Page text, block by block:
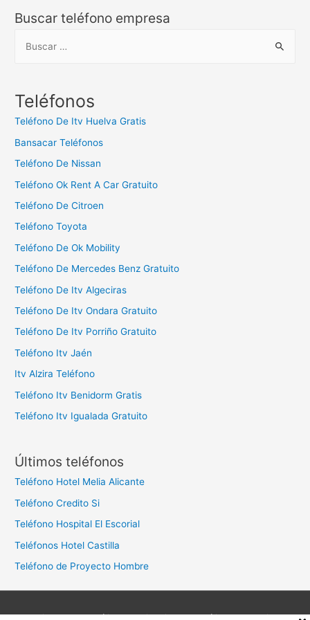
Buscar teléfono empresa
c
:
Teléfonos
Teléfono De Itv Huelva Gratis
Bansacar Teléfonos
Teléfono De Nissan
Teléfono Ok Rent A Car Gratuito
Teléfono De Citroen
Teléfono Toyota
Teléfono De Ok Mobility
Teléfono De Mercedes Benz Gratuito
Teléfono De Itv Algeciras
Teléfono De Itv Ondara Gratuito
Teléfono De Itv Porriño Gratuito
Teléfono Itv Jaén
Itv Alzira Teléfono
Teléfono Itv Benidorm Gratis
Teléfono Itv Igualada Gratuito
Últimos teléfonos
Teléfono Hotel Melia Alicante
Teléfono Credito Si
Teléfono Hospital El Escorial
Teléfonos Hotel Castilla
Teléfono de Proyecto Hombre